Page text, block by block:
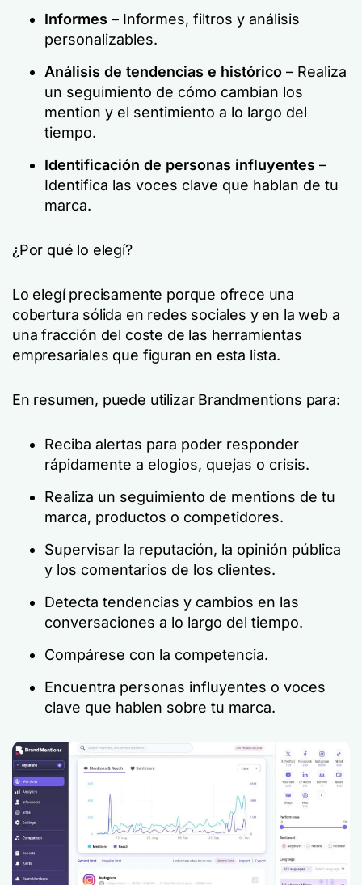
Informes – Informes, filtros y análisis
personalizables.
Análisis de tendencias e histórico – Realiza
un seguimiento de cómo cambian los
mention y el sentimiento a lo largo del
tiempo.
Identificación de personas influyentes –
Identifica las voces clave que hablan de tu
marca.
¿Por qué lo elegí?
Lo elegí precisamente porque ofrece una
cobertura sólida en redes sociales y en la web a
una fracción del coste de las herramientas
empresariales que figuran en esta lista.
En resumen, puede utilizar Brandmentions para:
Reciba alertas para poder responder
rápidamente a elogios, quejas o crisis.
Realiza un seguimiento de mentions de tu
marca, productos o competidores.
Supervisar la reputación, la opinión pública
y los comentarios de los clientes.
Detecta tendencias y cambios en las
conversaciones a lo largo del tiempo.
Compárese con la competencia.
Encuentra personas influyentes o voces
clave que hablen sobre tu marca.